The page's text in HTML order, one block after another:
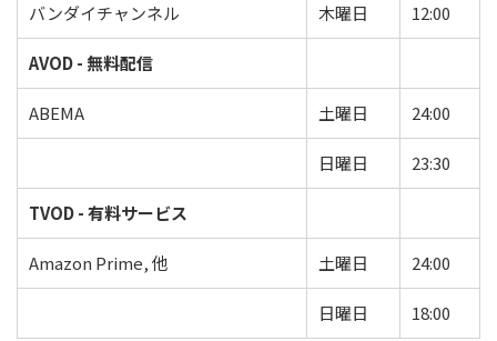
バンダイチャンネル 木曜日 12:00
AVOD - 無料配信
ABEMA 土曜日 24:00
日曜日 23:30
TVOD - 有料サービス
Amazon Prime, 他 土曜日 24:00
日曜日 18:00